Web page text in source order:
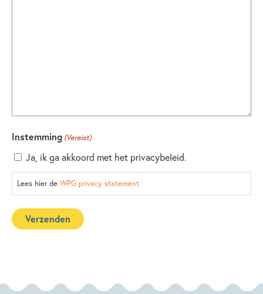
Instemming (Vereist)
Ja, ik ga akkoord met het privacybeleid.
Lees hier de WPG privacy statement